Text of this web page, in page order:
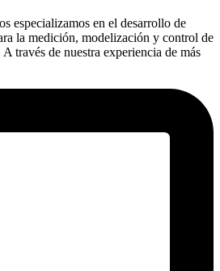
especializamos en el desarrollo de
la medición, modelización y control de
través de nuestra experiencia de más